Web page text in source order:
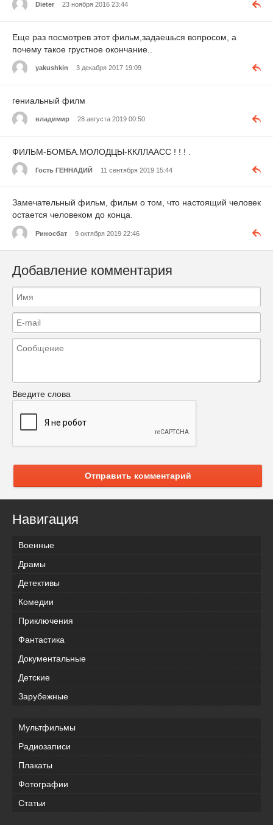
Dieter 23 ноября 2016 23:44
Еще раз посмотрев этот фильм,задаешься вопросом, а
почему такое грустное окончание..
yakushkin 3 декабря 2017 19:09
гениальный филм
владимир 28 августа 2019 00:50
ФИЛЬМ-БОМБА.МОЛОДЦЫ-ККЛЛААСС ! ! ! .
Гость ГЕННАДИЙ 11 сентября 2019 15:44
Замечательный фильм, фильм о том, что настоящий человек
остается человеком до конца.
Риносбат 9 октября 2019 22:46
Добавление комментария
Введите слова
Отправить комментарий
Навигация
Военные
Драмы
Детективы
Комедии
Приключения
Фантастика
Документальные
Детские
Зарубежные
Мультфильмы
Радиозаписи
Плакаты
Фотографии
Статьи